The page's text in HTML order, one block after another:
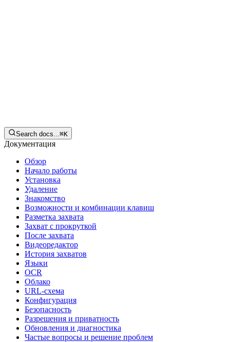
Search docs...⌘K
Документация
Обзор
Начало работы
Установка
Удаление
Знакомство
Возможности и комбинации клавиш
Разметка захвата
Захват с прокруткой
После захвата
Видеоредактор
История захватов
Языки
OCR
Облако
URL-схема
Конфигурация
Безопасность
Разрешения и приватность
Обновления и диагностика
Частые вопросы и решение проблем